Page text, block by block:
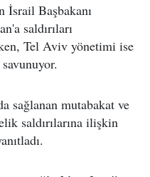
İsrail Başbakanı
saldırıları
Tel Aviv yönetimi ise
sağlanan mutabakat ve
saldırılarına ilişkin